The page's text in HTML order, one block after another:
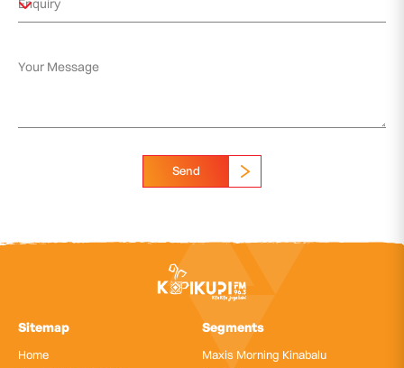
Send
Sitemap
Home
Segments
Maxis Morning Kinabalu